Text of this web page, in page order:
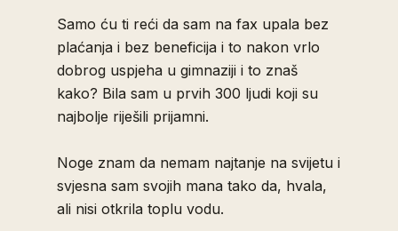
Samo ću ti reći da sam na fax upala bez
plaćanja i bez beneficija i to nakon vrlo
dobrog uspjeha u gimnaziji i to znaš
kako? Bila sam u prvih 300 ljudi koji su
najbolje riješili prijamni.
Noge znam da nemam najtanje na svijetu i
svjesna sam svojih mana tako da, hvala,
ali nisi otkrila toplu vodu.